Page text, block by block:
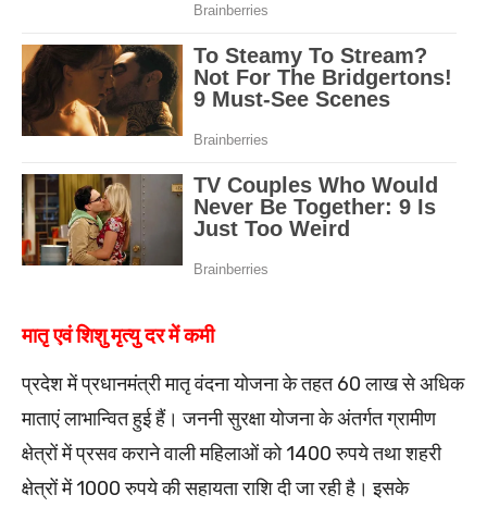
मातृ एवं शिशु मृत्यु दर में कमी
प्रदेश में प्रधानमंत्री मातृ वंदना योजना के तहत 60 लाख से अधिक
माताएं लाभान्वित हुई हैं। जननी सुरक्षा योजना के अंतर्गत ग्रामीण
क्षेत्रों में प्रसव कराने वाली महिलाओं को 1400 रुपये तथा शहरी
क्षेत्रों में 1000 रुपये की सहायता राशि दी जा रही है। इसके